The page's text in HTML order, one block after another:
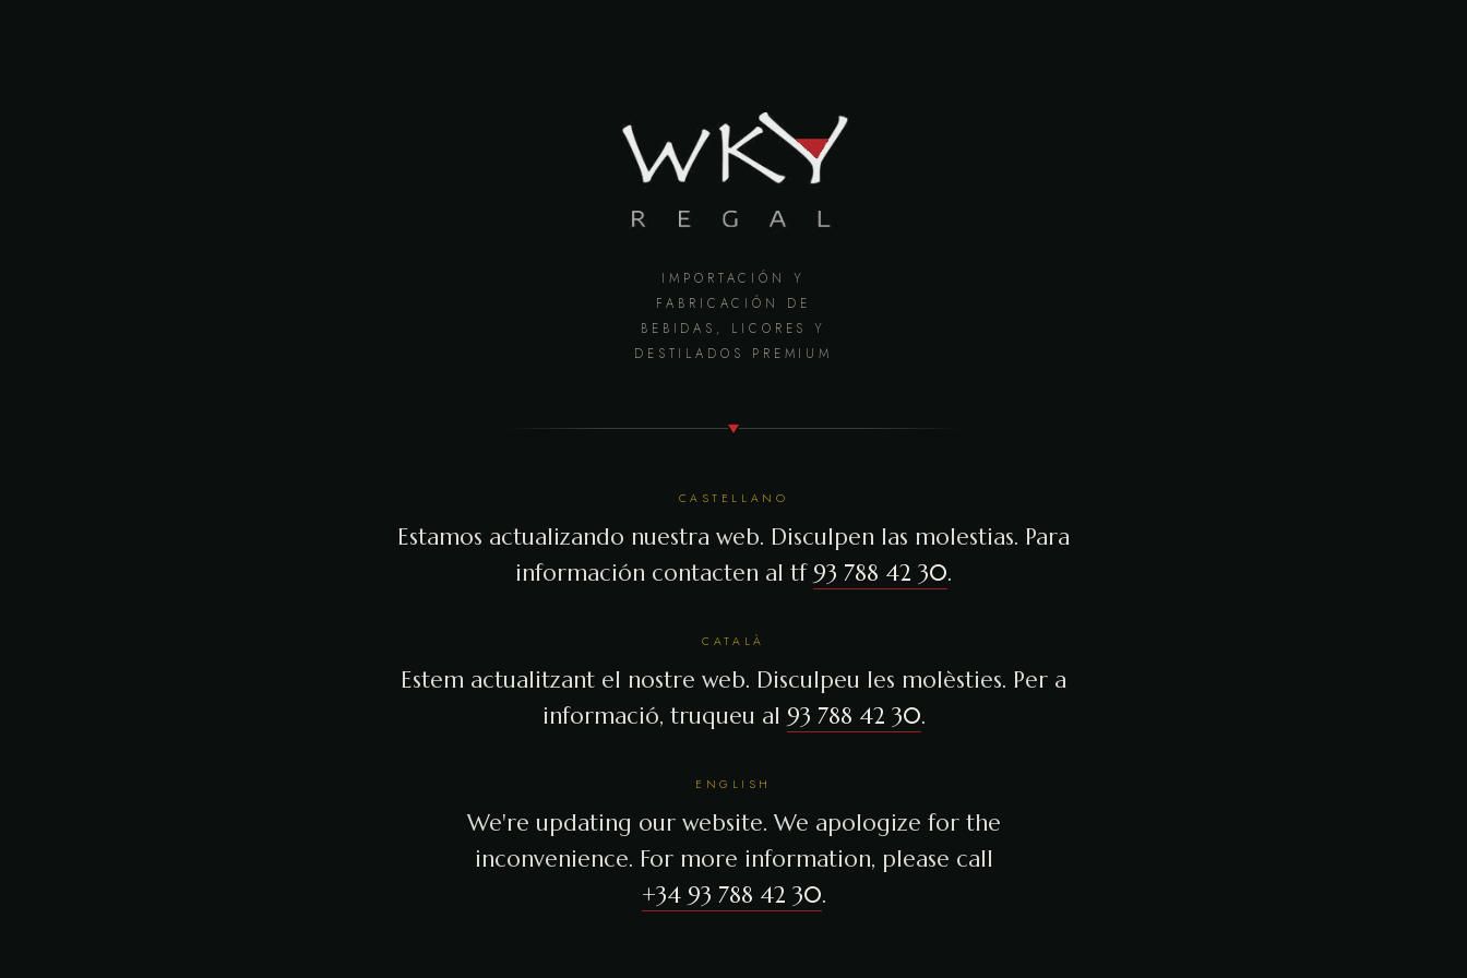
IMPORTACIÓN Y
FABRICACIÓN DE
BEBIDAS, LICORES Y
DESTILADOS PREMIUM
CASTELLANO
Estamos actualizando nuestra web. Disculpen las molestias. Para
información contacten al tf 93 788 42 30.
CATALÀ
Estem actualitzant el nostre web. Disculpeu les molèsties. Per a
informació, truqueu al 93 788 42 30.
ENGLISH
We're updating our website. We apologize for the
inconvenience. For more information, please call
+34 93 788 42 30.